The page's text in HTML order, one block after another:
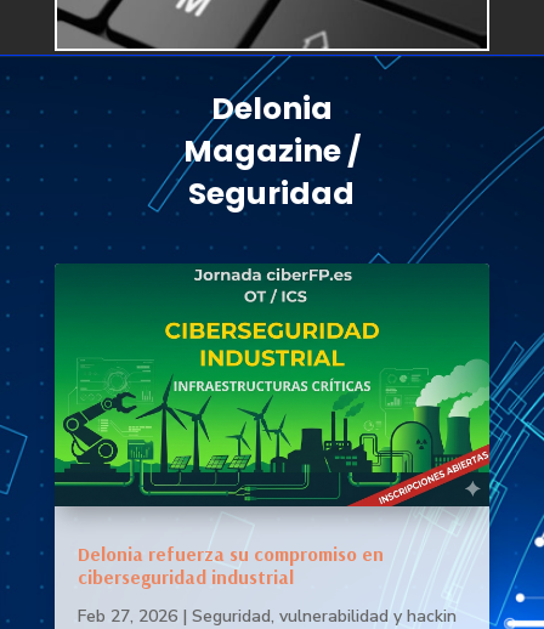
Delonia
Magazine /
Seguridad
Delonia refuerza su compromiso en
ciberseguridad industrial
Feb 27, 2026| Seguridad, vulnerabilidad y hackin